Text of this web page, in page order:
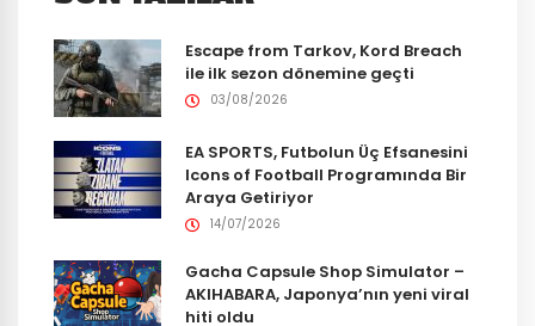
Escape from Tarkov, Kord Breach
ile ilk sezon dönemine geçti
03/08/2026
EA SPORTS, Futbolun Üç Efsanesini
Icons of Football Programında Bir
Araya Getiriyor
14/07/2026
Gacha Capsule Shop Simulator –
AKIHABARA, Japonya’nın yeni viral
hiti oldu